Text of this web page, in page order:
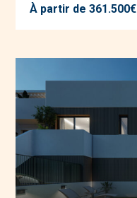
À partir de 361.500€